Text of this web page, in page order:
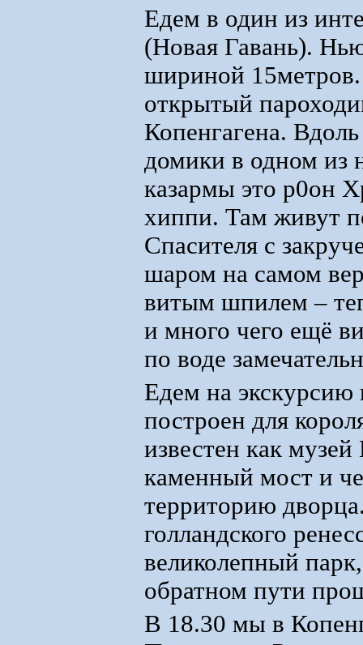
Едем в один из
(Новая Гавань).
шириной
открытый
Копенгагена.
домики в одном
казармы это р0он
хиппи. Там живут
Спасителя с
шаром на самом
витым шпилем –
и много чего ещё
по воде
Едем на экскурсию
построен для
известен как
каменный мост и
территорию
голландского
великолепный
обратном пути
В 18.30 мы в